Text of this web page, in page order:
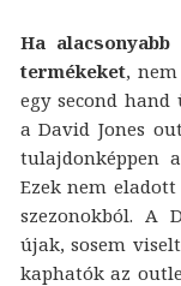
Ha
termékeket,
egy second hand
a David Jones
tulajdonképpen
Ezek nem
szezonokból. A
újak, sosem
kaphatók az